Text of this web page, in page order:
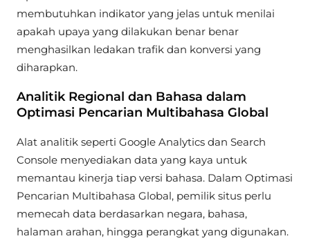
membutuhkan indikator yang jelas untuk menilai
apakah upaya yang dilakukan benar benar
menghasilkan ledakan trafik dan konversi yang
diharapkan.
Analitik Regional dan Bahasa dalam
Optimasi Pencarian Multibahasa Global
Alat analitik seperti Google Analytics dan Search
Console menyediakan data yang kaya untuk
memantau kinerja tiap versi bahasa. Dalam Optimasi
Pencarian Multibahasa Global, pemilik situs perlu
memecah data berdasarkan negara, bahasa,
halaman arahan, hingga perangkat yang digunakan.